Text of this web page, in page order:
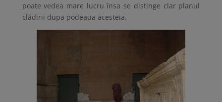
poate vedea mare lucru însa se distinge clar planul
clădirii dupa podeaua acesteia.